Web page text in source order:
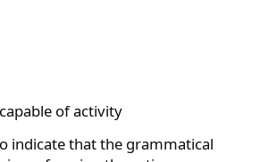
of activity
indicate that the grammatical